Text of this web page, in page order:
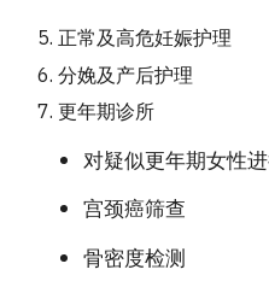
正常及高危妊娠护理
分娩及产后护理
更年期诊所
对疑似更年期女性
宫颈癌筛查
骨密度检测